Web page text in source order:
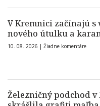
V Kremnici začínajú s
nového útulku a
10. 08. 2026 | Žiadne komentáre
Železničný podchod v